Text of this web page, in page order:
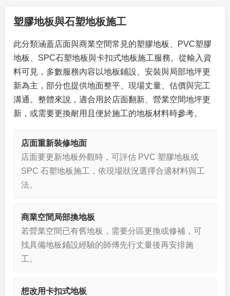
塑膠地板與石塑地板施工
此分類涵蓋店面與商業空間常見的塑膠地板、PVC塑膠
地板、SPC石塑地板與卡扣式地板施工服務。從輸入資
料可見，多數服務內容以地板鋪設、安裝與局部地坪更
新為主，部分也提供地面整平、現場丈量、估價與完工
溝通。整體來說，適合用於店面翻新、營業空間地坪更
新，或需要更換耐用且便於施工的地板材料時參考。
店面重新裝修地面
店面要更新地板外觀時，可評估 PVC 塑膠地板或
SPC 石塑地板施工，依現場狀況選擇合適材料與工
法。
商業空間局部換地板
若營業空間已有舊地板，需要分區更換或修補，可
找具備地板鋪設經驗的師傅先行丈量後再安排施
工。
想改用卡扣式地板